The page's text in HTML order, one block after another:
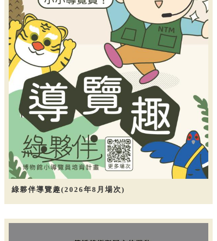
綠夥伴導覽趣(2026年8月場次)